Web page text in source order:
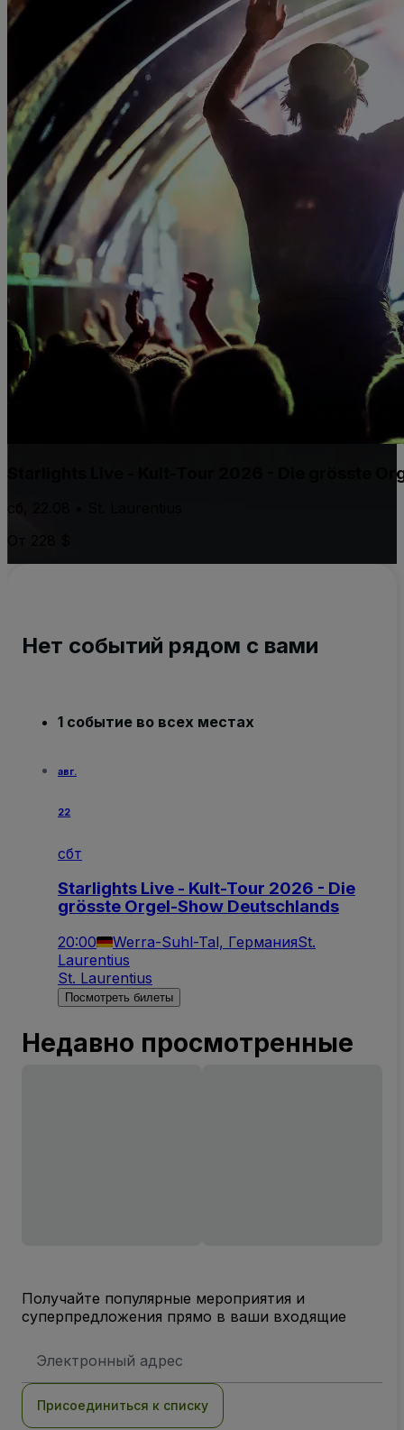
Starlights Live - Kult-Tour 2026 - Die grösste
сб, 22.08 • St. Laurentius
Нет событий рядом с вами
1 событие во всех местах
авг.
22
сбт
Starlights Live - Kult-Tour 2026 - Die
grösste Orgel-Show Deutschlands
20:00 Werra-Suhl-Tal, ГерманияSt.
Laurentius
St. Laurentius
Посмотреть билеты
Недавно просмотренные
Получайте популярные мероприятия и
суперпредложения прямо в ваши входящие
электронной
Присоединиться к списку